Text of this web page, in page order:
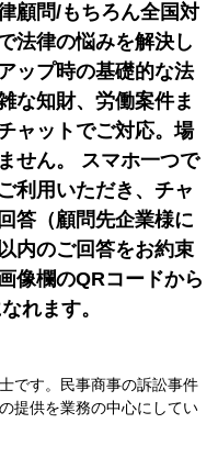
顧問/もちろん全国対
法律の悩みを解決し
ップ時の基礎的な法
な知財、労働案件ま
ャットでご対応。場
せん。 スマホ一つで
利用いただき、チャ
答（顧問先企業様に
内のご回答をお約束
像欄のQRコードから
れます。
です。民事商事の訴訟事件
提供を業務の中心にしてい